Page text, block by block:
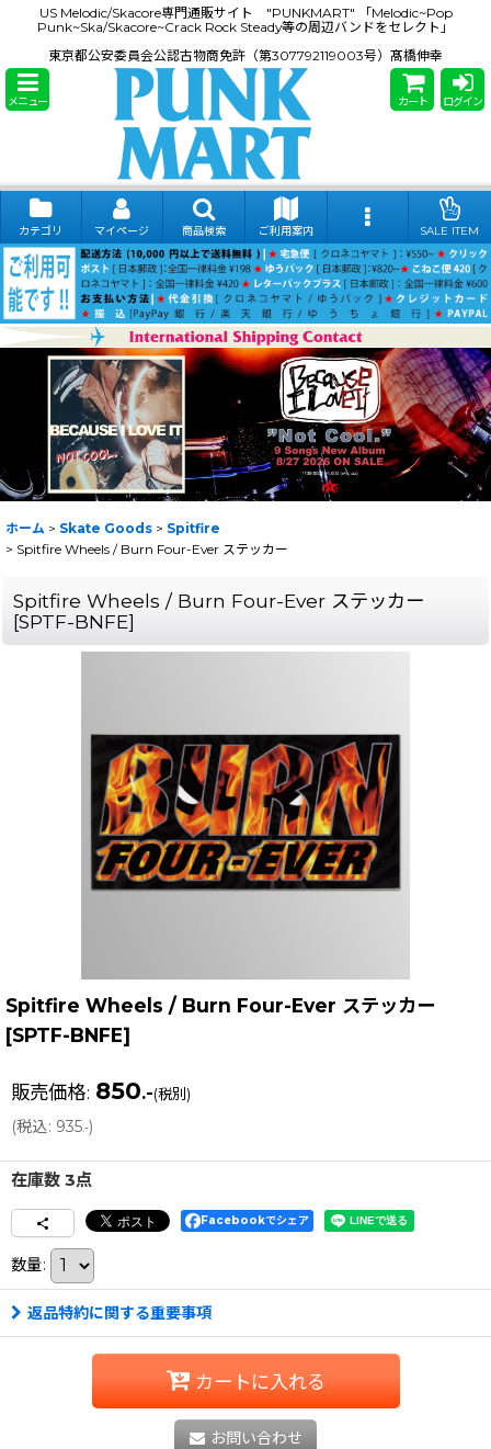
US Melodic/Skacore専門通販サイト "PUNKMART" 「Melodic~Pop
Punk~Ska/Skacore~Crack Rock Steady等の周辺バンドをセレクト」
東京都公安委員会公認古物商免許（第307792119003号）髙橋伸幸
メニュー カート ログイン
カテゴリ マイページ 商品検索 ご利用案内 SALE ITEM
ホーム > Skate Goods > Spitfire
> Spitfire Wheels / Burn Four-Ever ステッカー
Spitfire Wheels / Burn Four-Ever ステッカー
[SPTF-BNFE]
Spitfire Wheels / Burn Four-Ever ステッカー
[SPTF-BNFE]
販売価格: 850.-(税別)
(税込: 935.-)
在庫数 3点
Facebookでシェア
数量:
返品特約に関する重要事項
カートに入れる
お問い合わせ